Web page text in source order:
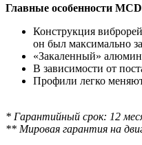
Главные особенности
Конструкция
он был максимально
«Закаленный»
В зависимости от
Профили легко
* Гарантийный срок: 12
** Мировая гарантия на